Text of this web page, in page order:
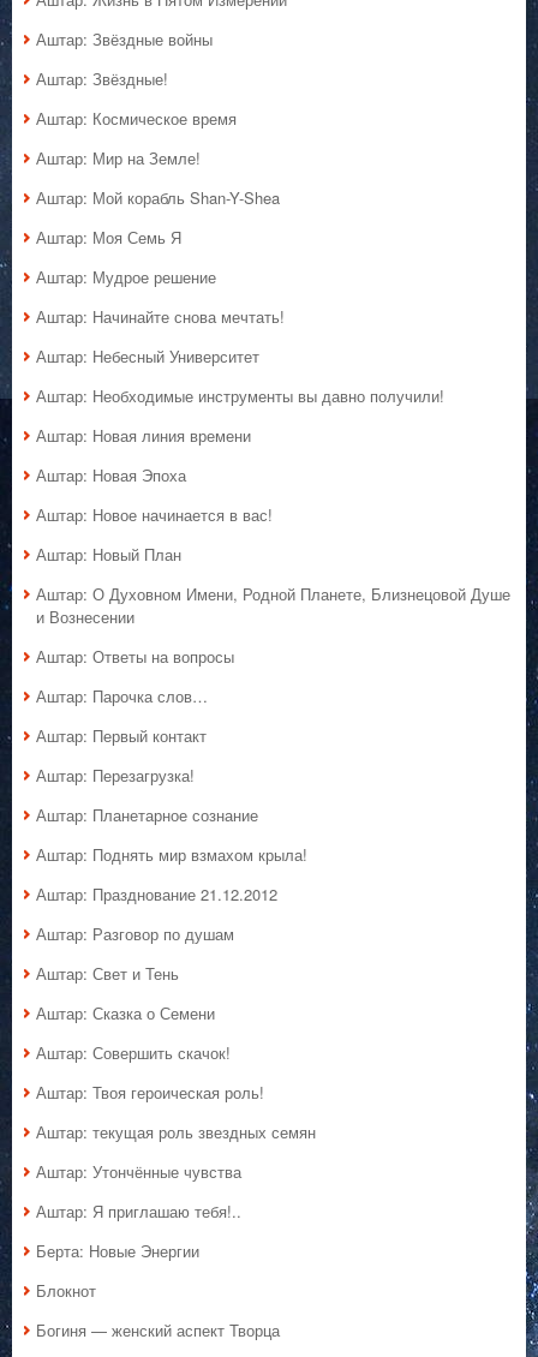
Аштар: Звёздные войны
Аштар: Звёздные!
Аштар: Космическое время
Аштар: Мир на Земле!
Аштар: Мой корабль Shan-Y-Shea
Аштар: Моя Семь Я
Аштар: Мудрое решение
Аштар: Начинайте снова мечтать!
Аштар: Небесный Университет
Аштар: Необходимые инструменты вы давно получили!
Аштар: Новая линия времени
Аштар: Новая Эпоха
Аштар: Новое начинается в вас!
Аштар: Новый План
Аштар: О Духовном Имени, Родной Планете, Близнецовой Душе
и Вознесении
Аштар: Ответы на вопросы
Аштар: Парочка слов…
Аштар: Первый контакт
Аштар: Перезагрузка!
Аштар: Планетарное сознание
Аштар: Поднять мир взмахом крыла!
Аштар: Празднование 21.12.2012
Аштар: Разговор по душам
Аштар: Свет и Тень
Аштар: Сказка о Семени
Аштар: Совершить скачок!
Аштар: Твоя героическая роль!
Аштар: текущая роль звездных семян
Аштар: Утончённые чувства
Аштар: Я приглашаю тебя!..
Берта: Новые Энергии
Блокнот
Богиня — женский аспект Творца